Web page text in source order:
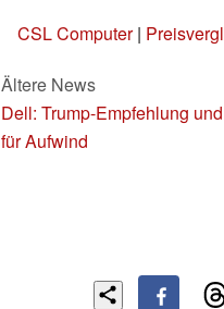
CSL Computer|
Ältere News
Dell: Trump-Empfehlung
für Aufwind